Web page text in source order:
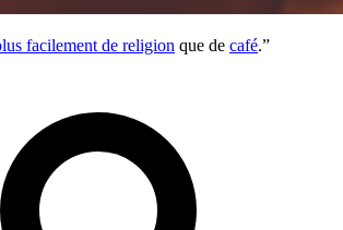
facilement de religion que de café.”